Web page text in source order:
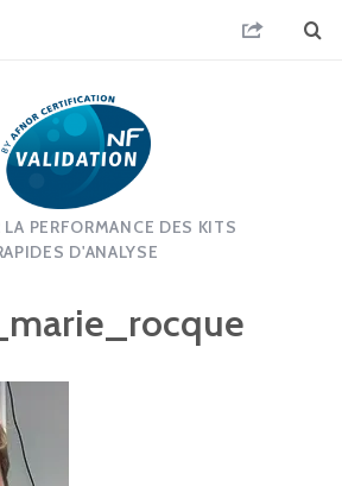
LA PERFORMANCE DES KITS
D'ANALYSE